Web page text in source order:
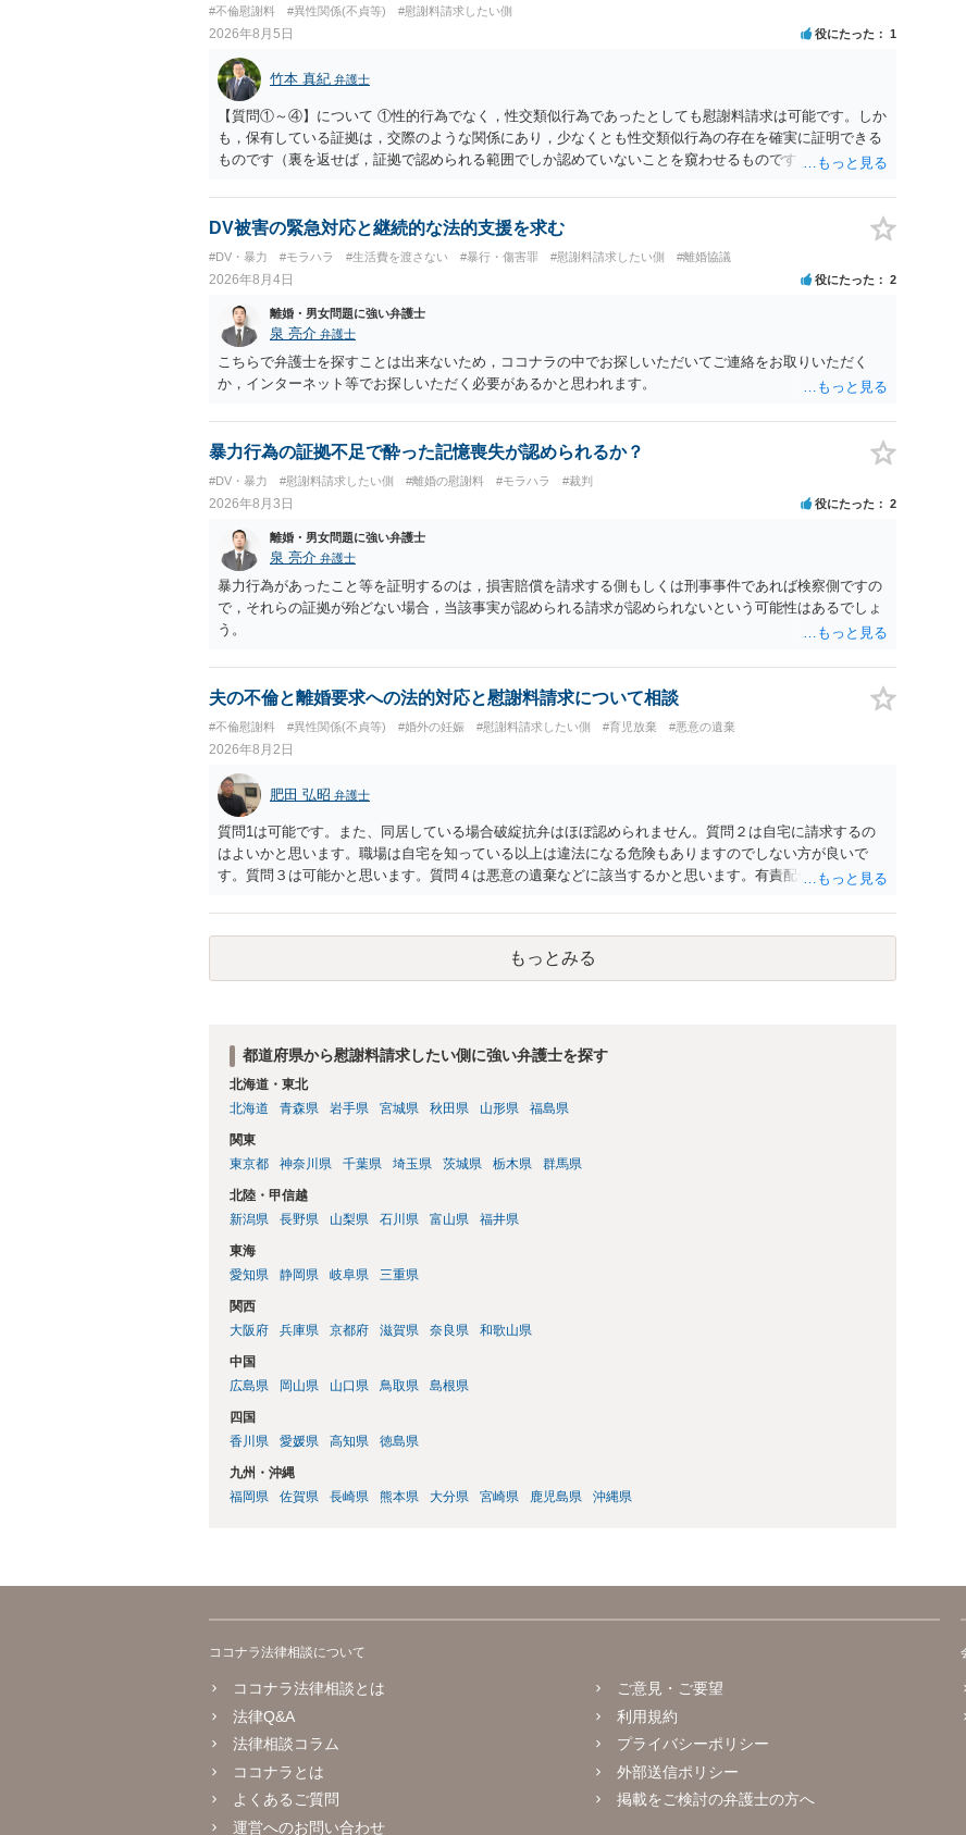
#不倫慰謝料 #異性関係(不貞等) #慰謝料請求したい側
2026年8月5日 役にたった 1
竹本 真紀 弁護士
【質問①～④】について ①性的行為でなく，性交類似行為であったとしても慰謝料請求は可能です。しか
も，保有している証拠は，交際のような関係にあり，少なくとも性交類似行為の存在を確実に証明できる
ものです（裏を返せば，証拠で認められる範囲でしか認めていないことを窺わせるものです。）。ですか
して，この点を考慮されることになるかもしれません。 ②夫との今後のことを考えて書いてもらうか否か
を検討するのがよいと思います。今ある証拠以上のことを証明（証明力を強めることも含む）できるので
とが前提であり，その価値と夫との関係との均衡のように思います。 ③行政書士に委任をしているのであ
れば，どのような内容の委任なのか不明ですが，その行政書士との協議になると思います。請求するか，
訴訟にするか，その点の見極めや，相手方は性交類似行為は認めているのか，それさえも否定しているの
かによって，考え方・進め方は変わってくると思います。 ④性交類似行為を認めているにもかかわらず支
払を拒否するのであれば，本人（行政書士でも同じだと思います。）への対応ではあまり変わらないよう
に思います。減額で折り合えるなら本人様の交渉でもよいように思いますが，ゼロかどうかの観点であれ
ば，訴訟に進むしかなくなるようにも思います。そうしますと，お近くの弁護士に相談して進めることを
検討した方がよいようにも思います。
DV被害の緊急対応と継続的な法的支援を求む
#DV・暴力 #モラハラ #生活費を渡さない #暴行・傷害罪 #慰謝料請求したい側 #離婚協議
2026年8月4日 役にたった 2
離婚・男女問題に強い弁護士
泉 亮介 弁護士
こちらで弁護士を探すことは出来ないため，ココナラの中でお探しいただいてご連絡をお取りいただく
か，インターネット等でお探しいただく必要があるかと思われます。
暴力行為の証拠不足で酔った記憶喪失が認められるか？
#DV・暴力 #慰謝料請求したい側 #離婚の慰謝料 #モラハラ #裁判
2026年8月3日 役にたった 2
離婚・男女問題に強い弁護士
泉 亮介 弁護士
暴力行為があったこと等を証明するのは，損害賠償を請求する側もしくは刑事事件であれば検察側ですの
で，それらの証拠が殆どない場合，当該事実が認められる請求が認められないという可能性はあるでしょ
う。
夫の不倫と離婚要求への法的対応と慰謝料請求について相談
#不倫慰謝料 #異性関係(不貞等) #婚外の妊娠 #慰謝料請求したい側 #育児放棄 #悪意の遺棄
2026年8月2日
肥田 弘昭 弁護士
質問1は可能です。また、同居している場合破綻抗弁はほぼ認められません。質問２は自宅に請求するの
はよいかと思います。職場は自宅を知っている以上は違法になる危険もありますのでしない方が良いで
す。質問３は可能かと思います。質問４は悪意の遺棄などに該当するかと思います。有責配偶者ですので
い、相続権が発生します。合意があれば法的に可能ですが法律で強制することはできません。質問６は可
能です。質問７は不貞行為の写真データ（ハメ撮り）、第三者撮影の腕組み写真、夫の自白録音まである
のであれば十分かと思います。ご参考にしてください。
もっとみる
都道府県から慰謝料請求したい側に強い弁護士を探す
北海道・東北
北海道
青森県 岩手県 宮城県 秋田県 山形県 福島県
関東
東京都
神奈川県 千葉県 埼玉県 茨城県 栃木県 群馬県
北陸・甲信越
新潟県
長野県 山梨県 石川県 富山県 福井県
東海
愛知県
静岡県 岐阜県 三重県
関西
大阪府
兵庫県 京都府 滋賀県 奈良県 和歌山県
中国
広島県
岡山県 山口県 鳥取県 島根県
四国
香川県
愛媛県 高知県 徳島県
九州・沖縄
福岡県
佐賀県 長崎県 熊本県 大分県 宮崎県 鹿児島県 沖縄県
ココナラ法律相談について
ココナラ法律相談とは
法律Q&A
法律相談コラム
ココナラとは
よくあるご質問
運営へのお問い合わせ
ご意見・ご要望
利用規約
プライバシーポリシー
外部送信ポリシー
掲載をご検討の弁護士の方へ